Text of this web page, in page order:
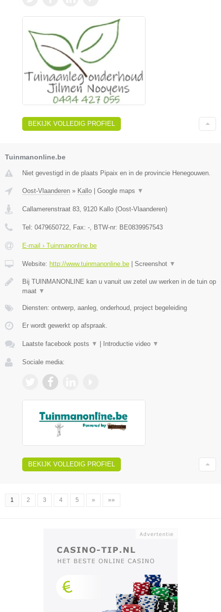
BEKIJK VOLLEDIG PROFIEL
Tuinmanonline.be
Niet gevestigd in de plaats Pipaix en in de provincie Henegouwen.
Oost-Vlaanderen » Kallo Google maps ▼
Callamerenstraat 83 9120 Kallo (Oost-Vlaanderen)
Tel: 0479650722 , Fax: - , BTW-nr: BE0839957543
E-mail › Tuinmanonline.be
Website: http://www.tuinmanonline.be Screenshot ▼
Bij TUINMANONLINE kan u vanuit uw zetel uw werken in de tuin op
maat ▼
Diensten: ontwerp, aanleg, onderhoud, project begeleiding
Er wordt gewerkt op afspraak.
Laatste facebook posts ▼ Introductie video ▼
Sociale media:
BEKIJK VOLLEDIG PROFIEL
1 2 3 4 5 » »»